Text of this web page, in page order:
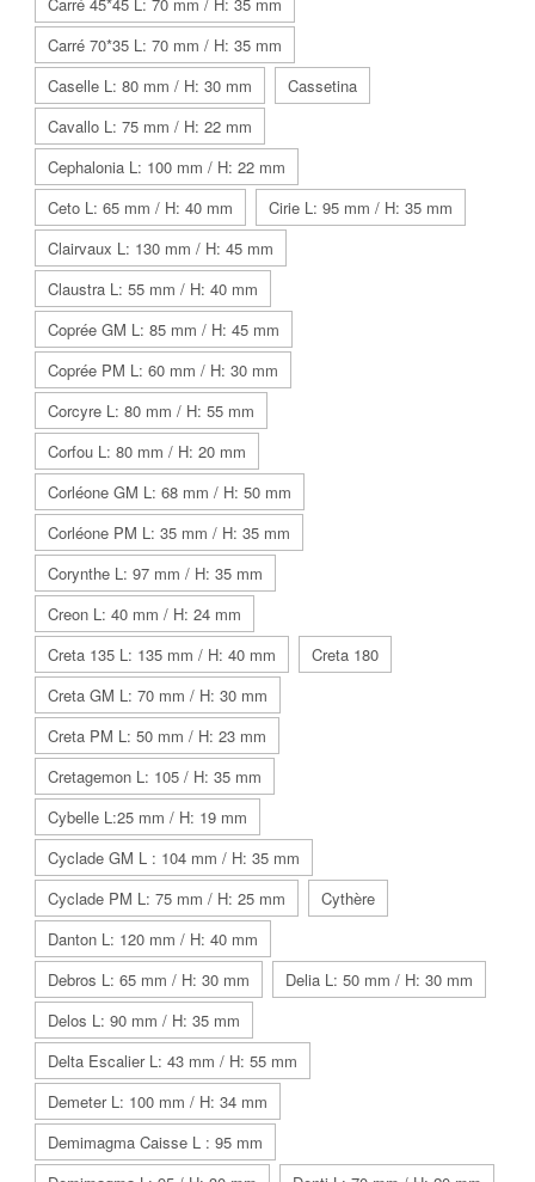
Carré 70*35 L: 70 mm / H: 35 mm
Caselle L: 80 mm / H: 30 mm
Cassetina
Cavallo L: 75 mm / H: 22 mm
Cephalonia L: 100 mm / H: 22 mm
Ceto L: 65 mm / H: 40 mm
Cirie L: 95 mm / H: 35 mm
Clairvaux L: 130 mm / H: 45 mm
Claustra L: 55 mm / H: 40 mm
Coprée GM L: 85 mm / H: 45 mm
Coprée PM L: 60 mm / H: 30 mm
Corcyre L: 80 mm / H: 55 mm
Corfou L: 80 mm / H: 20 mm
Corléone GM L: 68 mm / H: 50 mm
Corléone PM L: 35 mm / H: 35 mm
Corynthe L: 97 mm / H: 35 mm
Creon L: 40 mm / H: 24 mm
Creta 135 L: 135 mm / H: 40 mm
Creta 180
Creta GM L: 70 mm / H: 30 mm
Creta PM L: 50 mm / H: 23 mm
Cretagemon L: 105 / H: 35 mm
Cybelle L:25 mm / H: 19 mm
Cyclade GM L : 104 mm / H: 35 mm
Cyclade PM L: 75 mm / H: 25 mm
Cythère
Danton L: 120 mm / H: 40 mm
Debros L: 65 mm / H: 30 mm
Delia L: 50 mm / H: 30 mm
Delos L: 90 mm / H: 35 mm
Delta Escalier L: 43 mm / H: 55 mm
Demeter L: 100 mm / H: 34 mm
Demimagma Caisse L : 95 mm